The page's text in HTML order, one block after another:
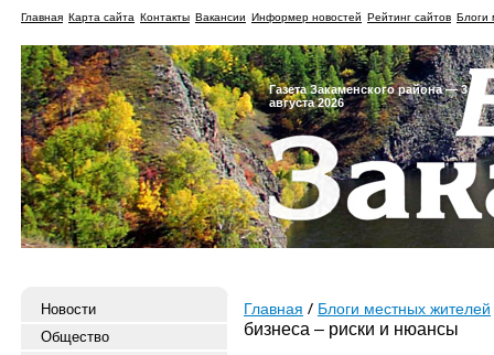
Главная Карта сайта Контакты Вакансии Информер новостей Рейтинг сайтов Блоги
Газета Закаменского района — 3
августа 2026
Новости
Общество
Главная Блоги местных жителей
бизнеса – риски и нюансы